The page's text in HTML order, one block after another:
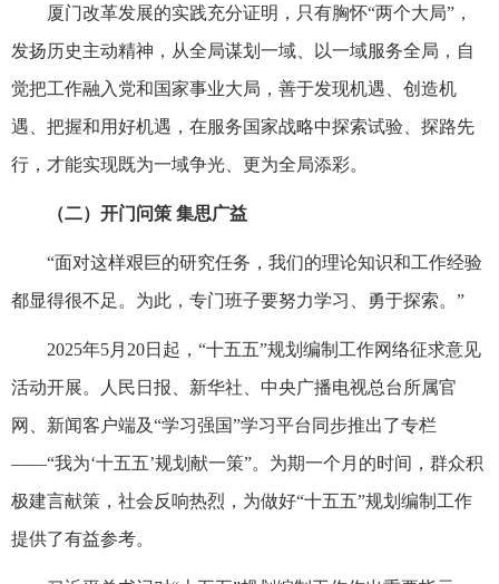
厦门改革发展的实践充分证明，只有胸怀“两个大局”，
发扬历史主动精神，从全局谋划一域、以一域服务全局，自
觉把工作融入党和国家事业大局，善于发现机遇、创造机
遇、把握和用好机遇，在服务国家战略中探索试验、探路先
行，才能实现既为一域争光、更为全局添彩。
（二）开门问策 集思广益
“面对这样艰巨的研究任务，我们的理论知识和工作经验
都显得很不足。为此，专门班子要努力学习、勇于探索。”
2025年5月20日起，“十五五”规划编制工作网络征求意见
活动开展。人民日报、新华社、中央广播电视总台所属官
网、新闻客户端及“学习强国”学习平台同步推出了专栏
——“我为‘十五五’规划献一策”。为期一个月的时间，群众积
极建言献策，社会反响热烈，为做好“十五五”规划编制工作
提供了有益参考。